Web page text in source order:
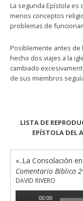
La segunda Epístola
menos conceptos
problemas de
Posiblemente antes de
hecho dos viajes a la
cambiado
de sus miembros
LISTA DE
EPÍSTOLA DEL
«..La Consolación
Comentario Bíblico
DAVID RIVERO
Reproductor
00:00